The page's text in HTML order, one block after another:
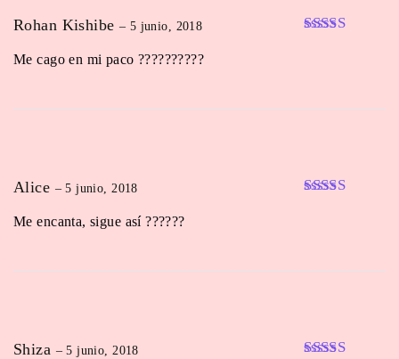
ratings
Rohan Kishibe – 5 junio, 2018
Me cago en mi paco ??????????
Alice – 5 junio, 2018
Me encanta, sigue así ??????
Shiza – 5 junio, 2018